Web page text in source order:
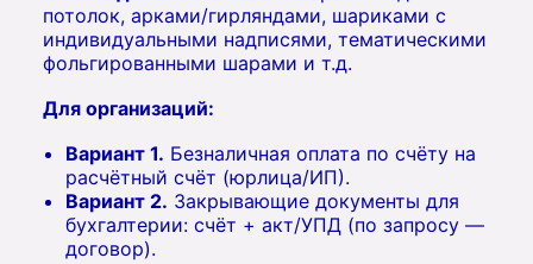
потолок, арками/гирляндами, шариками с
индивидуальными надписями, тематическими
фольгированными шарами и т.д.
Для организаций:
Вариант 1. Безналичная оплата по счёту на
расчётный счёт (юрлица/ИП).
Вариант 2. Закрывающие документы для
бухгалтерии: счёт + акт/УПД (по запросу —
договор).